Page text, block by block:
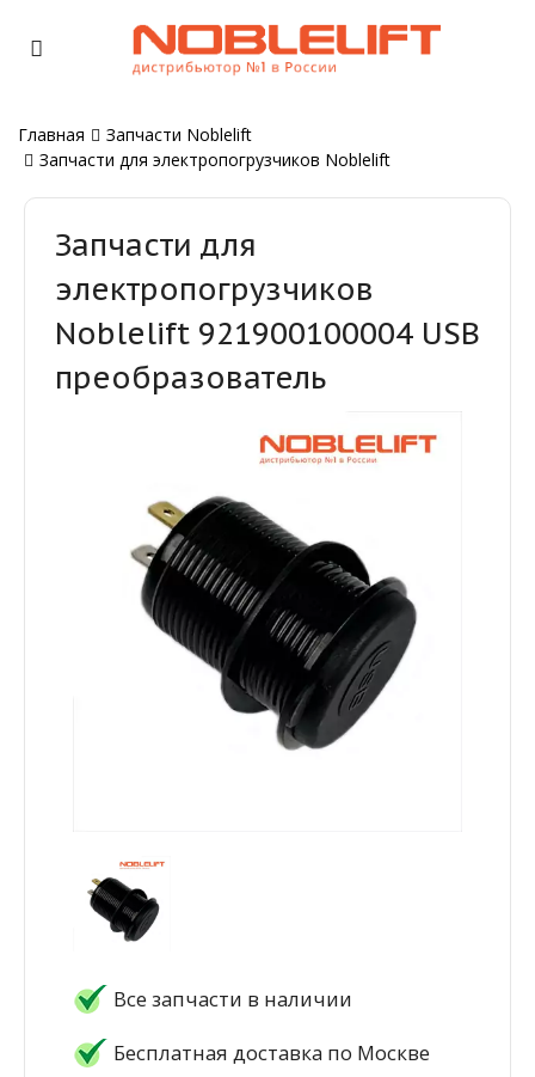
Главная
Запчасти Noblelift
Запчасти для электропогрузчиков Noblelift
Запчасти для
электропогрузчиков
Noblelift 921900100004 USB
преобразователь
Все запчасти в наличии
Бесплатная доставка по Москве